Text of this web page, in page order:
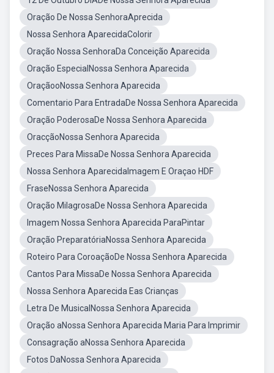
Oração De Nossa SenhoraAprecida
Nossa Senhora AparecidaColorir
Oração Nossa SenhoraDa Conceição Aparecida
Oração EspecialNossa Senhora Aparecida
OraçãooNossa Senhora Aparecida
Comentario Para EntradaDe Nossa Senhora Aparecida
Oração PoderosaDe Nossa Senhora Aparecida
OracçãoNossa Senhora Aparecida
Preces Para MissaDe Nossa Senhora Aparecida
Nossa Senhora AparecidaImagem E Oraçao HDF
FraseNossa Senhora Aparecida
Oração MilagrosaDe Nossa Senhora Aparecida
Imagem Nossa Senhora Aparecida ParaPintar
Oração PreparatóriaNossa Senhora Aparecida
Roteiro Para CoroaçãoDe Nossa Senhora Aparecida
Cantos Para MissaDe Nossa Senhora Aparecida
Nossa Senhora Aparecida Eas Crianças
Letra De MusicalNossa Senhora Aparecida
Oração aNossa Senhora Aparecida Maria Para Imprimir
Consagração aNossa Senhora Aparecida
Fotos DaNossa Senhora Aparecida